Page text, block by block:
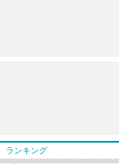
ランキング